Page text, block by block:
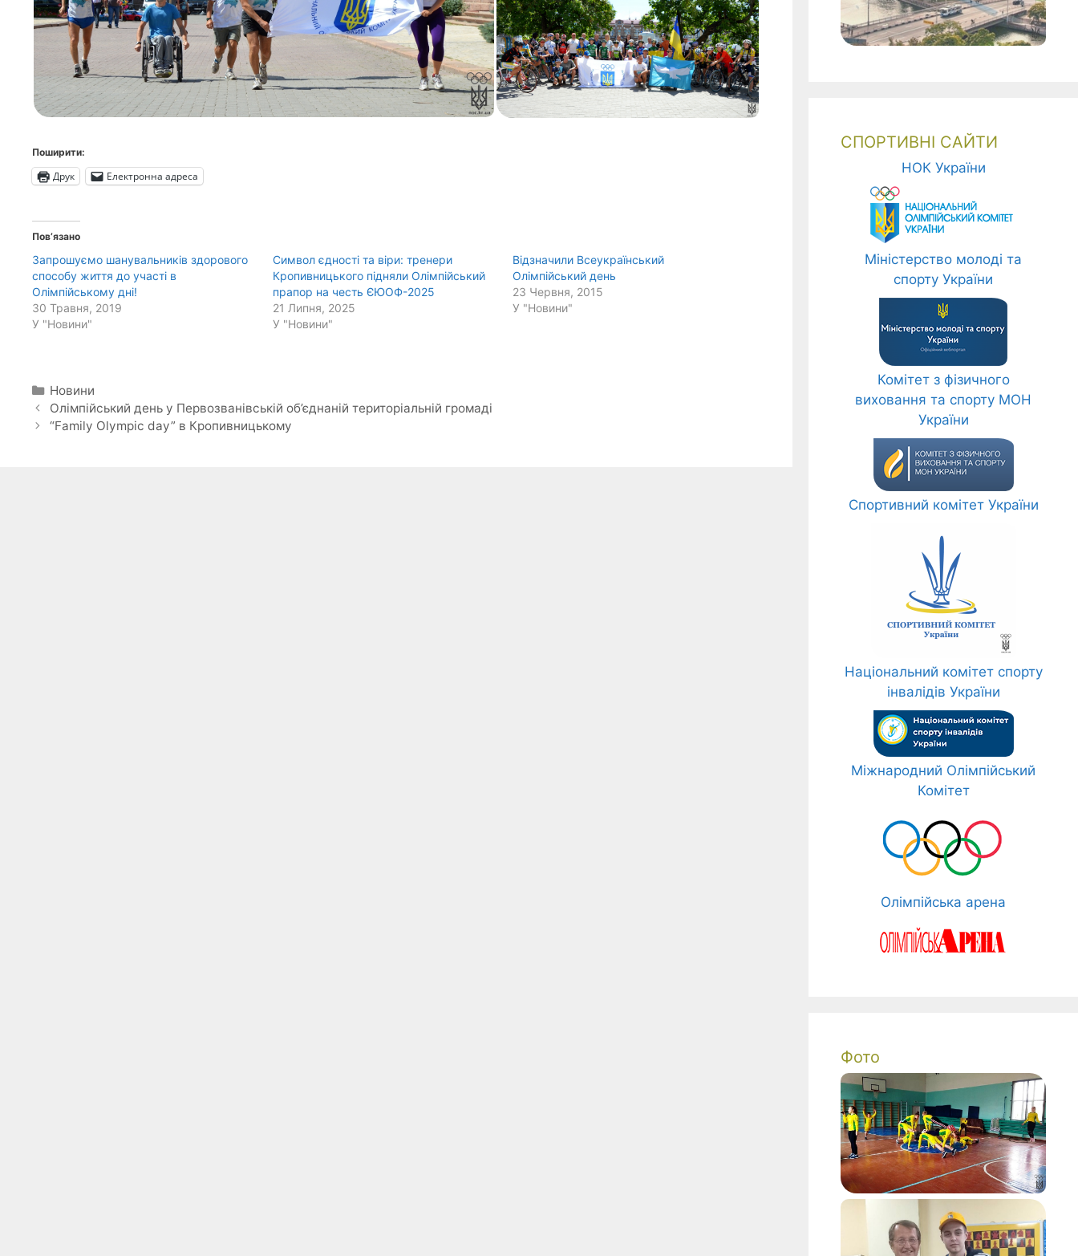
Поширити:
Друк Електронна адреса
Пов’язано
Запрошуємо шанувальників здорового
способу життя до участі в
Олімпійському дні!
30 Травня, 2019
У "Новини"
Символ єдності та віри: тренери
Кропивницького підняли Олімпійський
прапор на честь ЄЮОФ-2025
21 Липня, 2025
У "Новини"
Відзначили Всеукраїнський
Олімпійський день
23 Червня, 2015
У "Новини"
Категорії
Новини
Олімпійський день у Первозванівській об’єднаній територіальній громаді
“Family Olympic day” в Кропивницькому
СПОРТИВНІ САЙТИ
НОК України
Міністерство молоді та
спорту України
Комітет з фізичного
виховання та спорту МОН
України
Спортивний комітет України
Національний комітет спорту
інвалідів України
Міжнародний Олімпійський
Комітет
Олімпійська арена
Фото